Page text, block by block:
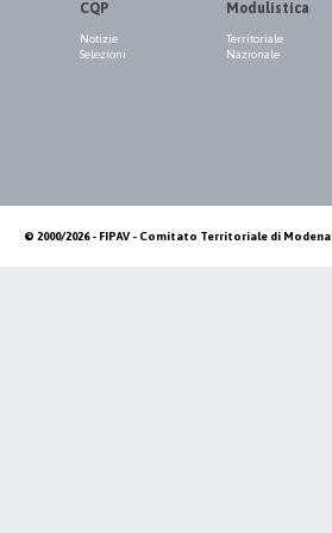
CQP
Notizie
Selezioni
Modulistica
Territoriale
Nazionale
© 2000/2026 - FIPAV - Comitato Territoriale di